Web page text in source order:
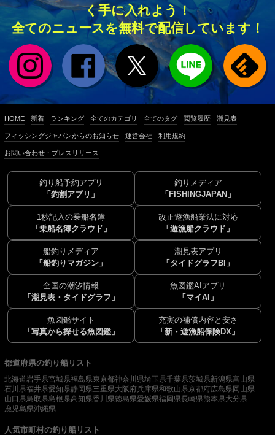
く手に入れよう！
全てのニュースを無料で配信しています！
HOME 新着 ランキング 全てのカテゴリ 全てのタグ 閲覧履歴 潮見表
フィッシングジャパンからのお知らせ 運営会社 利用規約
お問い合わせ・プレスリリース
釣り船予約アプリ
「釣割アプリ」
釣りメディア
「FISHINGJAPAN」
1秒記入の乗船名簿
「乗船名簿クラウド」
改正遊漁船業法に対応
「遊漁船クラウド」
船釣りメディア
「船釣りマガジン」
潮見表アプリ
「タイドグラフBI」
全国の潮汐情報
「潮見表・タイドグラフ」
魚図鑑AIアプリ
「マイAI」
魚図鑑サイト
「写真から探せる魚図鑑」
充実の補償内容と安さ
「新・遊漁船保険DX」
都道府県の釣り船リスト
北海道岩手県宮城県福島県東京都神奈川県埼玉県千葉県茨城県新潟県富山県
石川県福井県愛知県静岡県三重県大阪府兵庫県和歌山県京都府広島県岡山県
山口県鳥取県島根県高知県香川県徳島県愛媛県福岡県長崎県熊本県大分県
鹿児島県沖縄県
人気市町村の釣り船リスト